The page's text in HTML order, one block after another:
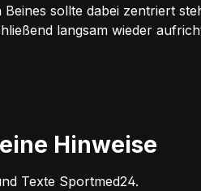
sollte dabei zentriert
langsam wieder
Hinweise
Texte Sportmed24.